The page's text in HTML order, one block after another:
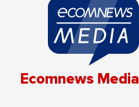
Ecomnews Media